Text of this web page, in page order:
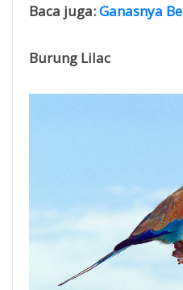
Baca juga:Ganasnya
Burung Lilac